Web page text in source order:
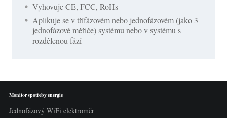
Vyhovuje CE, FCC, RoHs
Aplikuje se v třífázovém nebo jednofázovém (jako 3
jednofázové měřiče) systému nebo v systému s
rozdělenou fází
Monitor spotřeby energie
Jednofázový WiFi elektroměr